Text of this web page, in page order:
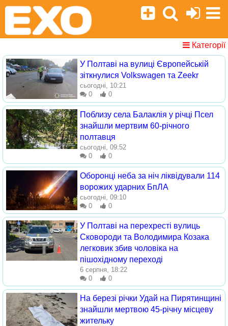
Категорії
У Полтаві на вулиці Європейській
зіткнулися Volkswagen та Zeekr
сьогодні, 10:21
0
0
Поблизу села Балаклія у річці Псел
знайшли мертвим 60-річного
полтавця
сьогодні, 09:52
0
0
Оборонці неба за ніч ліквідували 114
ворожих ударних БпЛА
сьогодні, 09:10
0
0
У Полтаві на перехресті вулиць
Сковороди та Володимира Козака
легковик збив чоловіка на
пішохідному переході
6 серпня, 18:22
0
0
На березі річки Удай на Пирятинщині
знайшли мертвою 45-річну місцеву
жительку